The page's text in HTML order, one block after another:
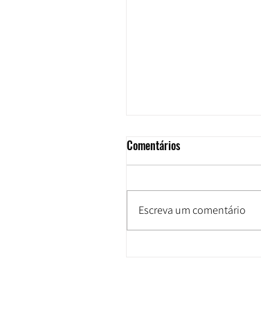
Comentários
Escreva um comentário